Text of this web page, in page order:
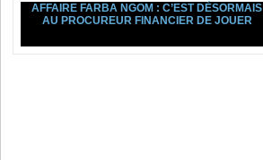
AFFAIRE FARBA NGOM : C’EST DÉSORMAIS
AU PROCUREUR FINANCIER DE JOUER